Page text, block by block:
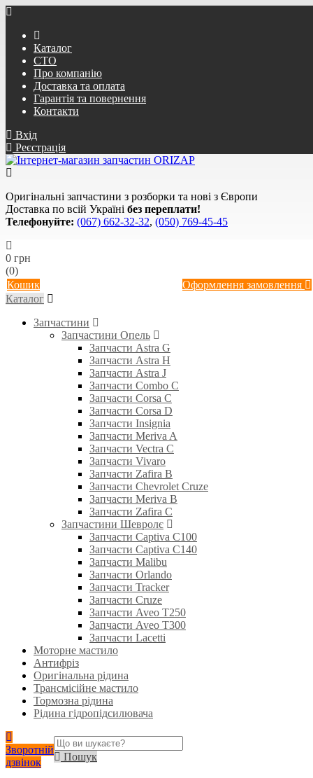
Каталог
СТО
Про компанію
Доставка та оплата
Гарантія та повернення
Контакти
Вхід
Реєстрація
Оригінальні запчастини з розборки та нові з Європи
Доставка по всій Україні без переплати!
Телефонуйте: (067) 662-32-32, (050) 769-45-45
0 грн
(0)
Кошик
Оформлення замовлення
Каталог
Запчастини
Запчастини Опель
Запчасти Astra G
Запчасти Astra H
Запчасти Astra J
Запчасти Combo C
Запчасти Corsa C
Запчасти Corsa D
Запчасти Insignia
Запчасти Meriva A
Запчасти Vectra C
Запчасти Vivaro
Запчасти Zafira B
Запчасти Chevrolet Cruze
Запчасти Meriva B
Запчасти Zafira C
Запчастини Шевролє
Запчасти Captiva C100
Запчасти Captiva C140
Запчасти Malibu
Запчасти Orlando
Запчасти Tracker
Запчасти Cruze
Запчасти Aveo T250
Запчасти Aveo T300
Запчасти Lacetti
Моторне мастило
Антифріз
Оригінальна рідина
Трансмісійне мастило
Тормозна рідина
Рідина гідропідсилювача
Зворотній
дзвінок
Пошук